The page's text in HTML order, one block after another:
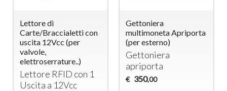
Lettore di
Carte/Braccialetti con
uscita 12Vcc (per
valvole,
elettroserrature..)
Lettore RFID con 1
Uscita a 12Vcc
Gettoniera
multimoneta Apriporta
(per esterno)
Gettoniera
apriporta
€ 350,00